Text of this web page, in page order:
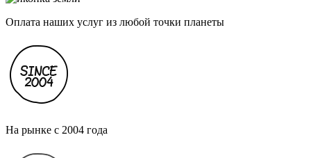
Оплата наших услуг из любой точки планеты
На рынке с 2004 года